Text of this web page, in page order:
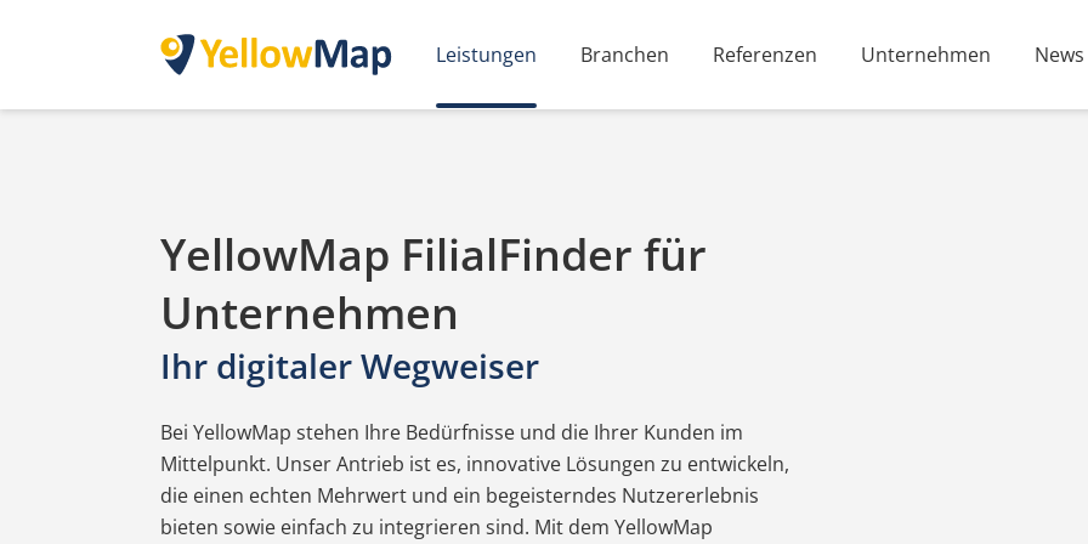
Leistungen Branchen Referenzen Unternehmen News
YellowMap FilialFinder für
Unternehmen
Ihr digitaler Wegweiser
Bei YellowMap stehen Ihre Bedürfnisse und die Ihrer Kunden im
Mittelpunkt. Unser Antrieb ist es, innovative Lösungen zu entwickeln,
die einen echten Mehrwert und ein begeisterndes Nutzererlebnis
bieten sowie einfach zu integrieren sind. Mit dem YellowMap